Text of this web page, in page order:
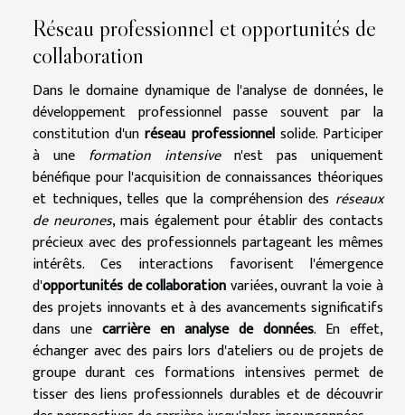
Réseau professionnel et opportunités de
collaboration
Dans le domaine dynamique de l'analyse de données, le
développement professionnel passe souvent par la
constitution d'unréseau professionnelsolide. Participer
à une formation intensiven'est pas uniquement
bénéfique pour l'acquisition de connaissances théoriques
et techniques, telles que la compréhension des réseaux
de neurones, mais également pour établir des contacts
précieux avec des professionnels partageant les mêmes
intérêts. Ces interactions favorisent l'émergence
d'opportunités de collaborationvariées, ouvrant la voie à
des projets innovants et à des avancements significatifs
dans une carrière en analyse de données. En effet,
échanger avec des pairs lors d'ateliers ou de projets de
groupe durant ces formations intensives permet de
tisser des liens professionnels durables et de découvrir